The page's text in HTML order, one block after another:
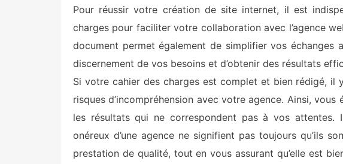
Pour réussir votre création de site internet, il est
charges pour faciliter votre collaboration avec l’agence
document permet également de simplifier vos échanges
discernement de vos besoins et d’obtenir des résultats
Si votre cahier des charges est complet et bien rédigé, il
risques d’incompréhension avec votre agence. Ainsi,
les résultats qui ne correspondent pas à vos attentes.
onéreux d’une agence ne signifient pas toujours qu’ils
prestation de qualité, tout en vous assurant qu’elle est